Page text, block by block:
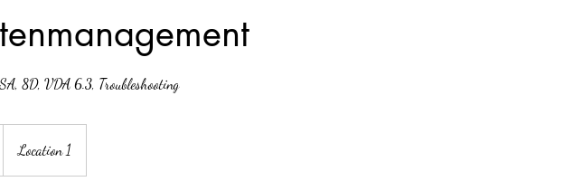
8D, VDA 6.3, Troubleshooting
Location 1